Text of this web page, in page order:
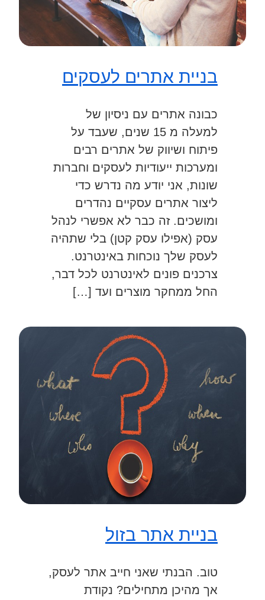
בניית אתרים לעסקים
כבונה אתרים עם ניסיון של
למעלה מ 15 שנים, שעבד על
פיתוח ושיווק של אתרים רבים
ומערכות ייעודיות לעסקים וחברות
שונות, אני יודע מה נדרש כדי
ליצור אתרים עסקיים נהדרים
ומושכים. זה כבר לא אפשרי לנהל
עסק (אפילו עסק קטן) בלי שתהיה
לעסק שלך נוכחות באינטרנט.
צרכנים פונים לאינטרנט לכל דבר,
החל ממחקר מוצרים ועד […]
בניית אתר בזול
טוב. הבנתי שאני חייב אתר לעסק,
אך מהיכן מתחילים? נקודת